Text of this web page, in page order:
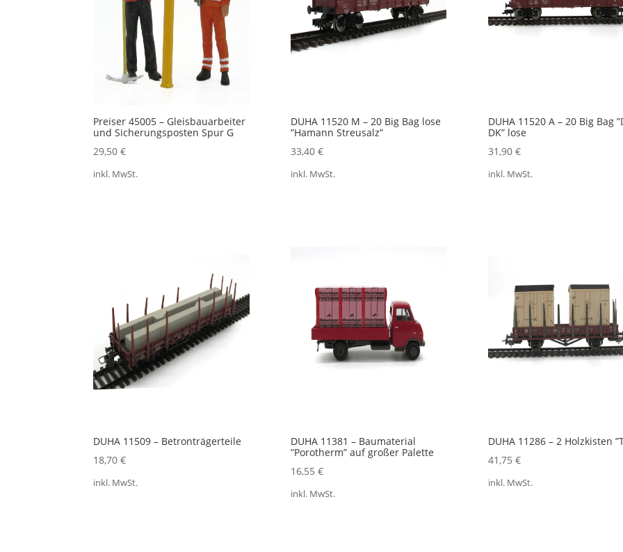
Preiser 45005 – Gleisbauarbeiter
und Sicherungsposten Spur G
29,50€
inkl. MwSt.
DUHA 11520 M – 20 Big Bag lose
”Hamann Streusalz”
33,40 €
inkl. MwSt.
DUHA 11520 A – 20 Big Bag
DK” lose
31,90 €
inkl. MwSt.
DUHA 11509 – Betronträgerteile
18,70€
inkl. MwSt.
DUHA 11381 – Baumaterial
”Porotherm” auf großer Palette
16,55 €
inkl. MwSt.
DUHA 11286 – 2 Holzkisten
41,75 €
inkl. MwSt.